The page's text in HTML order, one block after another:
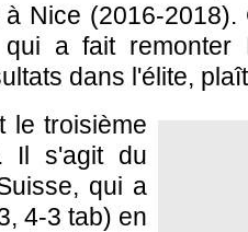
Nice (2016-
a fait remonter
dans l'élite,
le troisième
Il s'agit du
qui a
4-3 tab) en